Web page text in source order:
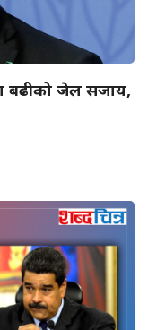
बढीको जेल सजाय,